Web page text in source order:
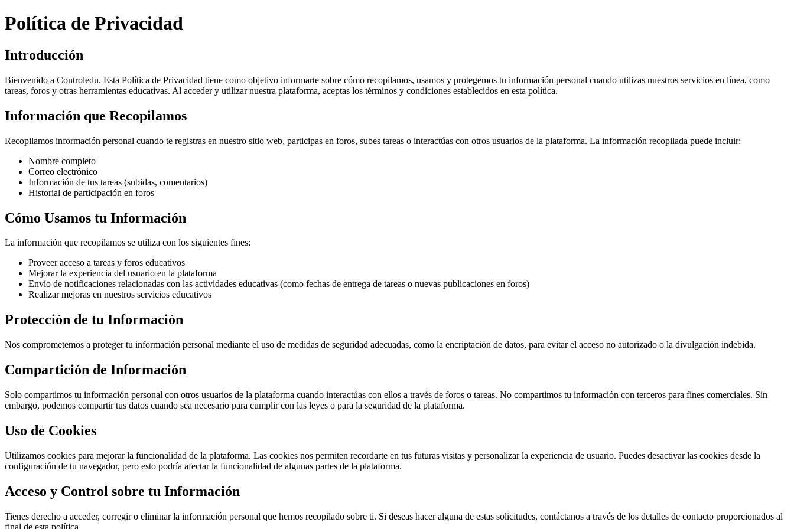
Política de Privacidad
Introducción
Bienvenido a Controledu. Esta Política de Privacidad tiene como objetivo informarte sobre cómo recopilamos, usamos y protegemos tu información personal cuando utilizas nuestros servicios en línea, como
tareas, foros y otras herramientas educativas. Al acceder y utilizar nuestra plataforma, aceptas los términos y condiciones establecidos en esta política.
Información que Recopilamos
Recopilamos información personal cuando te registras en nuestro sitio web, participas en foros, subes tareas o interactúas con otros usuarios de la plataforma. La información recopilada puede incluir:
Nombre completo
Correo electrónico
Información de tus tareas (subidas, comentarios)
Historial de participación en foros
Cómo Usamos tu Información
La información que recopilamos se utiliza con los siguientes fines:
Proveer acceso a tareas y foros educativos
Mejorar la experiencia del usuario en la plataforma
Envío de notificaciones relacionadas con las actividades educativas (como fechas de entrega de tareas o nuevas publicaciones en foros)
Realizar mejoras en nuestros servicios educativos
Protección de tu Información
Nos comprometemos a proteger tu información personal mediante el uso de medidas de seguridad adecuadas, como la encriptación de datos, para evitar el acceso no autorizado o la divulgación indebida.
Compartición de Información
Solo compartimos tu información personal con otros usuarios de la plataforma cuando interactúas con ellos a través de foros o tareas. No compartimos tu información con terceros para fines comerciales. Sin
embargo, podemos compartir tus datos cuando sea necesario para cumplir con las leyes o para la seguridad de la plataforma.
Uso de Cookies
Utilizamos cookies para mejorar la funcionalidad de la plataforma. Las cookies nos permiten recordarte en tus futuras visitas y personalizar la experiencia de usuario. Puedes desactivar las cookies desde la
configuración de tu navegador, pero esto podría afectar la funcionalidad de algunas partes de la plataforma.
Acceso y Control sobre tu Información
Tienes derecho a acceder, corregir o eliminar la información personal que hemos recopilado sobre ti. Si deseas hacer alguna de estas solicitudes, contáctanos a través de los detalles de contacto proporcionados al
final de esta política.